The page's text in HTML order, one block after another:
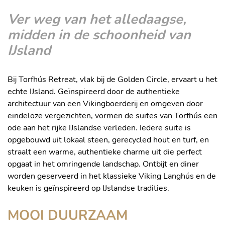
Ver weg van het alledaagse,
midden in de schoonheid van
IJsland
Bij Torfhús Retreat, vlak bij de Golden Circle, ervaart u het
echte IJsland. Geïnspireerd door de authentieke
architectuur van een Vikingboerderij en omgeven door
eindeloze vergezichten, vormen de suites van Torfhús een
ode aan het rijke IJslandse verleden. Iedere suite is
opgebouwd uit lokaal steen, gerecycled hout en turf, en
straalt een warme, authentieke charme uit die perfect
opgaat in het omringende landschap. Ontbijt en diner
worden geserveerd in het klassieke Viking Langhús en de
keuken is geïnspireerd op IJslandse tradities.
MOOI DUURZAAM